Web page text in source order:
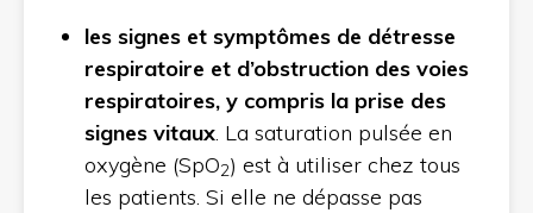
les signes et symptômes de détresse
respiratoire et d’obstruction des voies
respiratoires, y compris la prise des
signes vitaux. La saturation pulsée en
oxygène (SpO2) est à utiliser chez tous
les patients. Si elle ne dépasse pas